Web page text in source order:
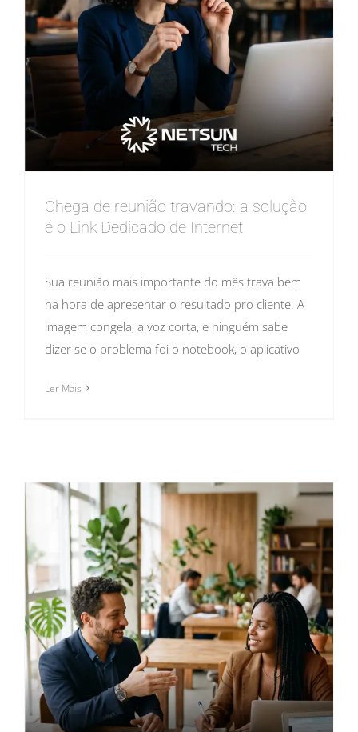
Chega de reunião travando: a solução
é o Link Dedicado de Internet
Sua reunião mais importante do mês trava bem
na hora de apresentar o resultado pro cliente. A
imagem congela, a voz corta, e ninguém sabe
dizer se o problema foi o notebook, o aplicativo
Ler Mais